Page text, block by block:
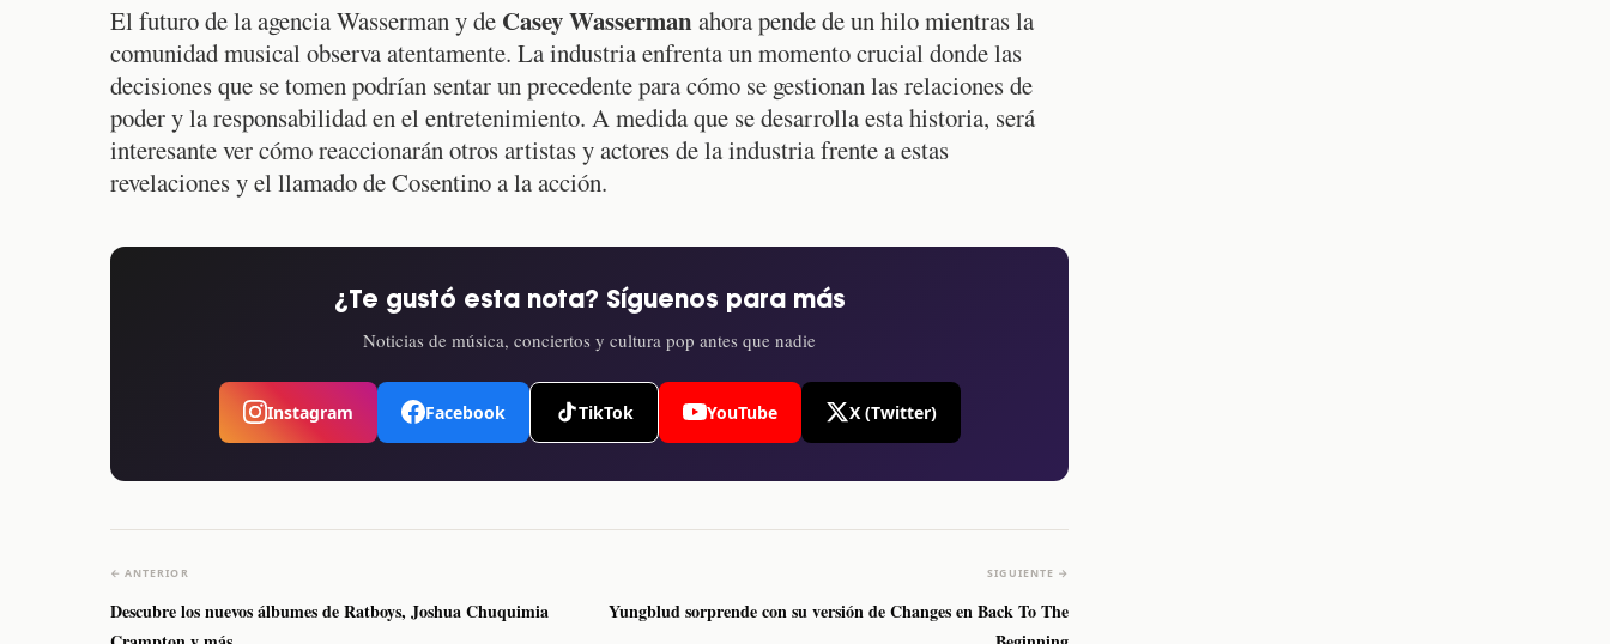
El futuro de la agencia Wasserman y de Casey Wasserman ahora pende de un hilo mientras la
comunidad musical observa atentamente. La industria enfrenta un momento crucial donde las
decisiones que se tomen podrían sentar un precedente para cómo se gestionan las relaciones de
poder y la responsabilidad en el entretenimiento. A medida que se desarrolla esta historia, será
interesante ver cómo reaccionarán otros artistas y actores de la industria frente a estas
revelaciones y el llamado de Cosentino a la acción.
¿Te gustó esta nota? Síguenos para más
Noticias de música, conciertos y cultura pop antes que nadie
Instagram Facebook TikTok YouTube X (Twitter)
← ANTERIOR
Descubre los nuevos álbumes de Ratboys, Joshua Chuquimia
SIGUIENTE →
Yungblud sorprende con su versión de Changes en Back To The